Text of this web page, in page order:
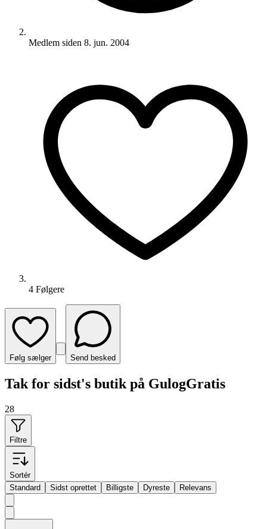
Medlem siden 8. jun. 2004
4 Følgere
Følg sælger Send besked
Tak for sidst's butik på GulogGratis
28
Filtre
Sortér
Standard
Sidst oprettet Billigste Dyreste Relevans